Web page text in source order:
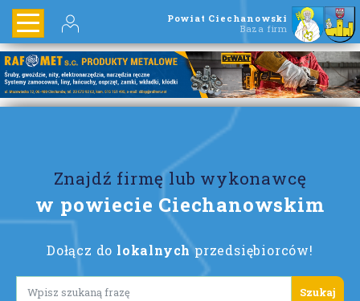
Powiat Ciechanowski
Baza firm
Znajdź firmę lub wykonawcę
w powiecie Ciechanowskim
Dołącz do lokalnych przedsiębiorców!
Lorem ipsum